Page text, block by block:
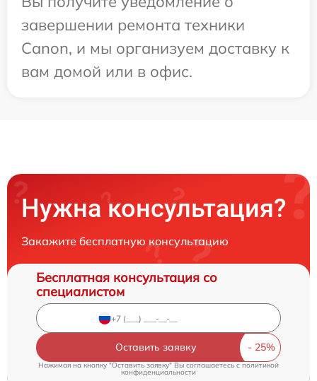
завершении ремонта техники
Canon, и мы организуем доставку к
вам домой или в офис.
Нужна консультация?
Закажите бесплатную консультацию
Бесплатная консультация со
специалистом
Оставить заявку
Нажимая на кнопку "Оставить заявку" Вы соглашаетесь cполитикой
конфиденциальности